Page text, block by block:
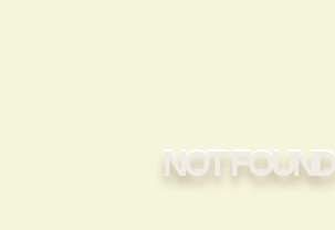
NOT FOUND